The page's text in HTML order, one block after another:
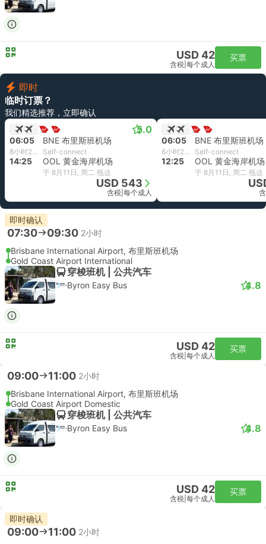
USD 42
含税 每个成人
买票
即时
临时订票？
我们精选推荐，立即确认
5.0
06:05 BNE 布里斯班机场
8小时20分钟 Self-connect
14:25 OOL 黄金海岸机场
于 8月11日, 周二 抵达
USD 543
含税 每个成人
06:05 BNE 布里斯班机场
6小时20分钟 Self-connect
12:25 OOL 黄金海岸机场
于 8月11日, 周二 抵达
即时确认
07:30 09:30 2小时
Brisbane International Airport, 布里斯班机场
Gold Coast Airport International
穿梭班机 | 公共汽车
Byron Easy Bus 4.8
USD 42
含税 每个成人
买票
09:00 11:00 2小时
Brisbane International Airport, 布里斯班机场
Gold Coast Airport Domestic
穿梭班机 | 公共汽车
Byron Easy Bus 4.8
USD 42
含税 每个成人
买票
即时确认
09:00 11:00 2小时